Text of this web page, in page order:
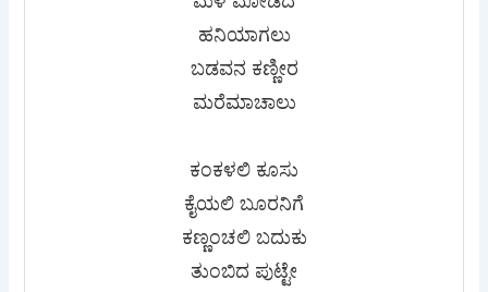
ಹನಿಯಾಗಲು
ಬಡವನ ಕಣ್ಣೀರ
ಮರೆಮಾಚಾಲು
ಕಂಕಳಲಿ ಕೂಸು
ಕೈಯಲಿ ಬೂರನಿಗೆ
ಕಣ್ಣಂಚಲಿ ಬದುಕು
ತುಂಬಿದ ಪುಟ್ಟೇ